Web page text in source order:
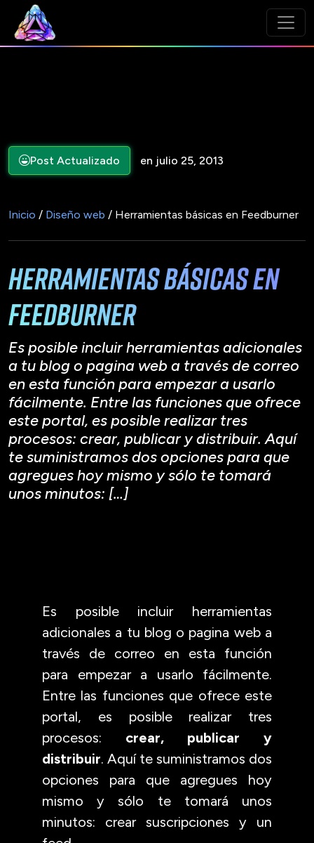
Post Actualizado en julio 25, 2013
Inicio / Diseño web / Herramientas básicas en Feedburner
Herramientas básicas en
Feedburner
Es posible incluir herramientas adicionales
a tu blog o pagina web a través de correo
en esta función para empezar a usarlo
fácilmente. Entre las funciones que ofrece
este portal, es posible realizar tres
procesos: crear, publicar y distribuir. Aquí
te suministramos dos opciones para que
agregues hoy mismo y sólo te tomará
unos minutos: […]
Es posible incluir herramientas
adicionales a tu blog o pagina web a
través de correo en esta función
para empezar a usarlo fácilmente.
Entre las funciones que ofrece este
portal, es posible realizar tres
procesos: crear, publicar y
distribuir. Aquí te suministramos dos
opciones para que agregues hoy
mismo y sólo te tomará unos
minutos: crear suscripciones y un